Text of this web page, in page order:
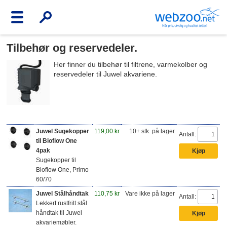
Tilbehør og reservedeler.
Her finner du tilbehør til filtrene, varmekolber og
reservedeler til Juwel akvariene.
Juwel Sugekopper
til Bioflow One
4pak
Sugekopper til
Bioflow One, Primo
60/70
119,00 kr 10+ stk. på lager Antall:
Juwel Stålhåndtak
Lekkert rustfritt stål
håndtak til Juwel
akvariemøbler.
110,75 kr Vare ikke på lager Antall: